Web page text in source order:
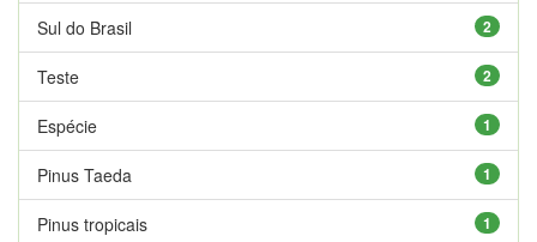
2
Sul do Brasil
2
Teste
1
Espécie
1
Pinus Taeda
1
Pinus tropicais